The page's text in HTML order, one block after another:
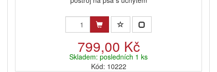
799,00 Kč
Skladem: posledních 1 ks
Kód: 10222